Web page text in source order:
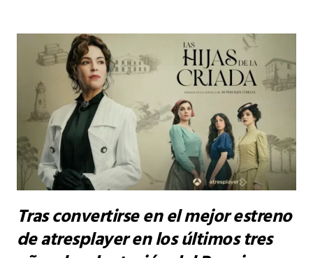
Tras convertirse en el mejor estreno
de atresplayer en los últimos tres